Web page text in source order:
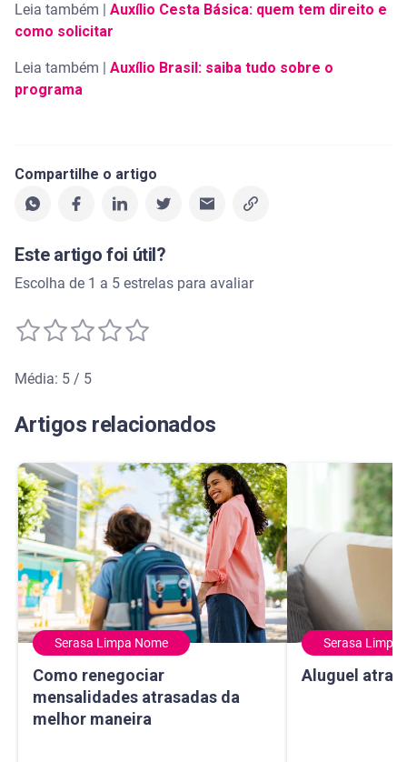
Leia também | Auxílio Cesta Básica: quem tem direito e
como solicitar
Leia também | Auxílio Brasil: saiba tudo sobre o
programa
Compartilhe o artigo
Este artigo foi útil?
Escolha de 1 a 5 estrelas para avaliar
Média: 5 / 5
Artigos relacionados
Serasa Limpa Nome
Como renegociar
mensalidades atrasadas da
melhor maneira
Como renegociar mensalidades atrasadas da melhor
Serasa Limpa
Aluguel
Aluguel